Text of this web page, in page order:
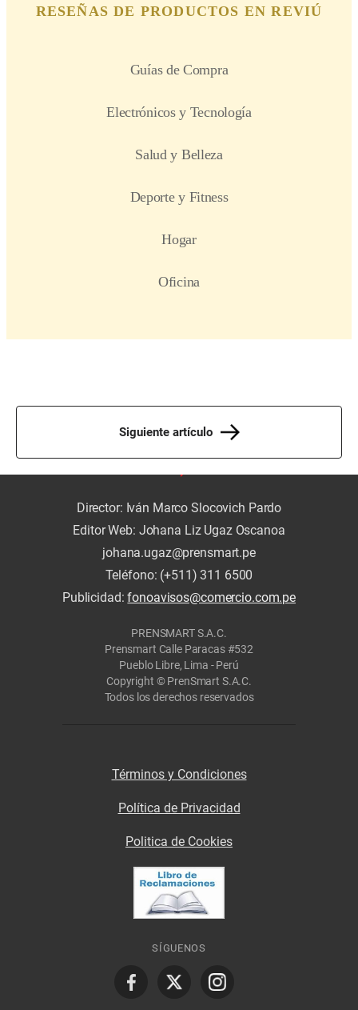
Siguiente artículo
Director: Iván Marco Slocovich Pardo
Editor Web: Johana Liz Ugaz Oscanoa
johana.ugaz@prensmart.pe
Teléfono: (+511) 311 6500
Publicidad:fonoavisos@comercio.com.pe
PRENSMART S.A.C.
Prensmart Calle Paracas #532
Pueblo Libre, Lima - Perú
Copyright © PrenSmart S.A.C.
Todos los derechos reservados
Términos y Condiciones
Política de Privacidad
Politica de Cookies
SÍGUENOS